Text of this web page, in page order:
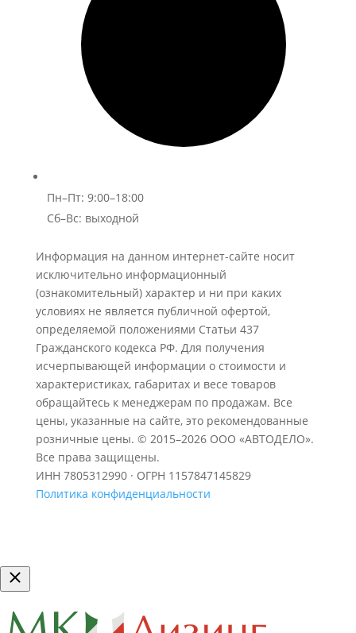
Пн–Пт: 9:00–18:00
Сб–Вс: выходной
Информация на данном интернет-сайте носит
исключительно информационный
(ознакомительный) характер и ни при каких
условиях не является публичной офертой,
определяемой положениями Статьи 437
Гражданского кодекса РФ. Для получения
исчерпывающей информации о стоимости и
характеристиках, габаритах и весе товаров
обращайтесь к менеджерам по продажам. Все
цены, указанные на сайте, это рекомендованные
розничные цены. © 2015–2026 ООО «АВТОДЕЛО».
Все права защищены.
ИНН 7805312990 · ОГРН 1157847145829
Политика конфиденциальности